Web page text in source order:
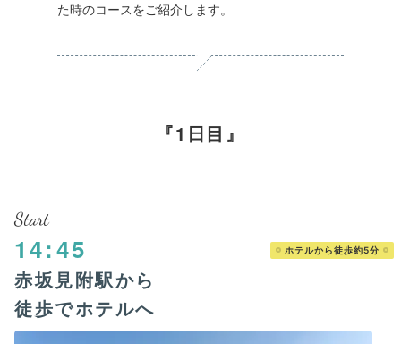
た時のコースをご紹介します。
1日目
Start
14:45 ホテルから徒歩約5分
赤坂見附駅から
徒歩でホテルへ